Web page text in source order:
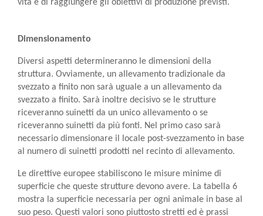
vita e di raggiungere gli obiettivi di produzione previsti.
Dimensionamento
Diversi aspetti determineranno le dimensioni della
struttura. Ovviamente, un allevamento tradizionale da
svezzato a finito non sarà uguale a un allevamento da
svezzato a finito. Sarà inoltre decisivo se le strutture
riceveranno suinetti da un unico allevamento o se
riceveranno suinetti da più fonti. Nel primo caso sarà
necessario dimensionare il locale post-svezzamento in base
al numero di suinetti prodotti nel recinto di allevamento.
Le direttive europee stabiliscono le misure minime di
superficie che queste strutture devono avere. La tabella 6
mostra la superficie necessaria per ogni animale in base al
suo peso. Questi valori sono piuttosto stretti ed è prassi